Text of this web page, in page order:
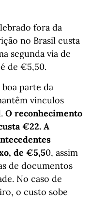
fora da
no Brasil custa
segunda via de
de €5,50.
parte da
vínculos
O reconhecimento
€22. A
de €5,50, assim
de documentos
No caso de
o custo sobe